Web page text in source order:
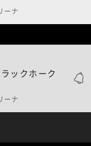
ーナ
ックホーク
ーナ